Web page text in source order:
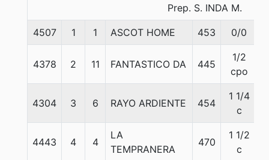
Prep. S. INDA M.
4507 1 1 ASCOT HOME 453 0/0
4378 2 11 FANTASTICO DA 445
1/2
cpo
4304 3 6 RAYO ARDIENTE 454
1 1/4
c
4443 4 4
LA
TEMPRANERA
470
1 1/2
c